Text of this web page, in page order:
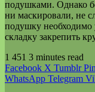
подушками. Однако
ни маскировали, не
подушку необходимо
складку закрепить
1 451 3 minutes read
Facebook X Tumblr
WhatsApp Telegram